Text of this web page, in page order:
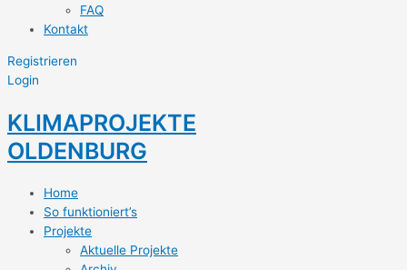
FAQ
Kontakt
Registrieren
Login
KLIMAPROJEKTE
OLDENBURG
Home
So funktioniert’s
Projekte
Aktuelle Projekte